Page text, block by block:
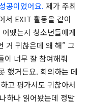
공이었어요. 제가 주최
서 EXIT 활동을 같이
땠는지 청소년들에게
거 귀찮은데 왜 해” 그
이 너무 잘 참여해줘
했거든요. 회의하는 데
고 평가서도 귀찮아서
하나 읽어봤는데 정말